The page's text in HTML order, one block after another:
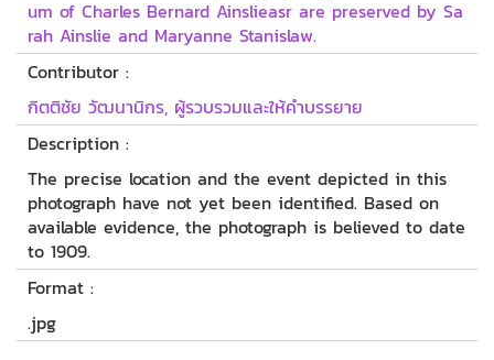
um of Charles Bernard Ainslieasr are preserved by Sa
rah Ainslie and Maryanne Stanislaw.
Contributor :
กิตติชัย วัฒนานิกร, ผู้รวบรวมและให้คำบรรยาย
Description :
The precise location and the event depicted in this
photograph have not yet been identified. Based on
available evidence, the photograph is believed to date
to 1909.
Format :
.jpg